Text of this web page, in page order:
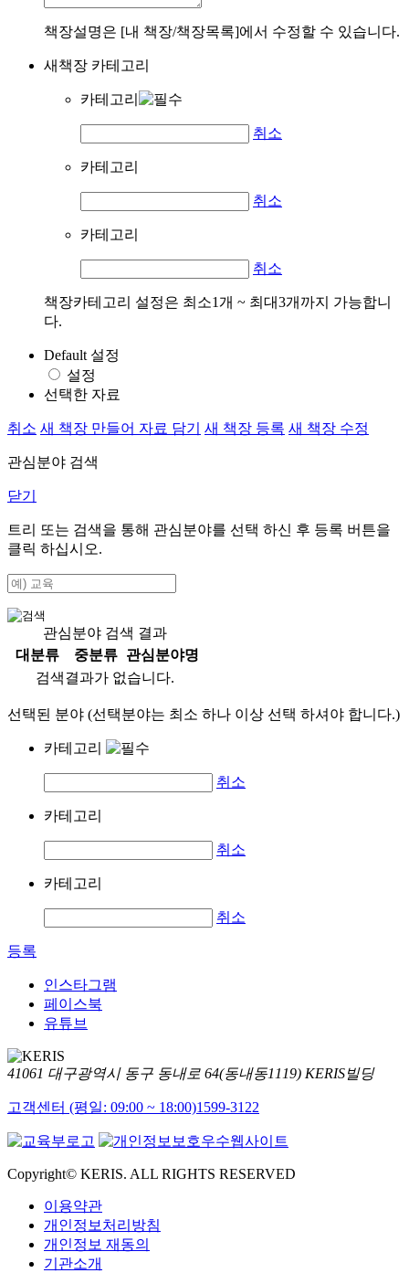
책장설명은 [내 책장/책장목록]에서 수정할 수 있습니다.
새책장 카테고리
카테고리
취소
카테고리
취소
카테고리
취소
책장카테고리 설정은 최소1개 ~ 최대3개까지 가능합니
다.
Default 설정
설정
선택한 자료
취소 새 책장 만들어 자료 담기 새 책장 등록 새 책장 수정
관심분야 검색
닫기
트리 또는 검색을 통해 관심분야를 선택 하신 후 등록 버튼을
클릭 하십시오.
관심분야 검색 결과
대분류
중분류
관심분야명
검색결과가 없습니다.
선택된 분야 (선택분야는 최소 하나 이상 선택 하셔야 합니다.)
카테고리
취소
카테고리
취소
카테고리
취소
등록
인스타그램
페이스북
유튜브
41061 대구광역시 동구 동내로 64(동내동1119) KERIS빌딩
고객센터 (평일: 09:00 ~ 18:00)1599-3122
Copyright© KERIS. ALL RIGHTS RESERVED
이용약관
개인정보처리방침
개인정보 재동의
기관소개